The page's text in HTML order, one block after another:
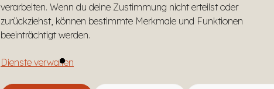
verarbeiten. Wenn du deine Zustimmung nicht erteilst oder
zurückziehst, können bestimmte Merkmale und Funktionen
beeinträchtigt werden.
Dienste verwalten